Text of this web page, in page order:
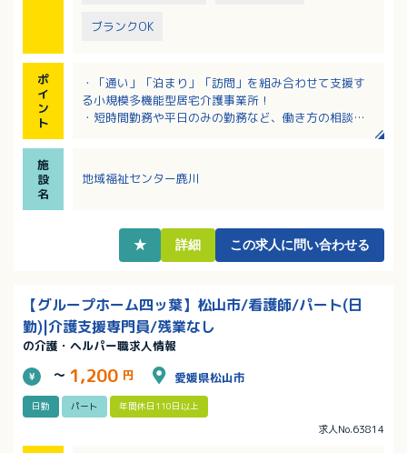
ブランクOK
ポ
イ
ン
ト
・「通い」「泊まり」「訪問」を組み合わせて支援す
る小規模多機能型居宅介護事業所！
・短時間勤務や平日のみの勤務など、働き方の相談が
験が浅い方も歓迎いたします
・日・祝に出勤された場合には別途手当の支給あり！
施
設
名
地域福祉センター鹿川
★ 詳細 この求人に問い合わせる
【グループホーム四ッ葉】松山市/看護師/パート(日
勤)|介護支援専門員/残業なし
の介護・ヘルパー職求人情報
～ 1,200 円 愛媛県松山市
日勤 パート 年間休日110日以上
求人No.63814